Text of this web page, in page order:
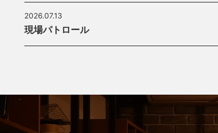
2026.07.13
現場パトロール